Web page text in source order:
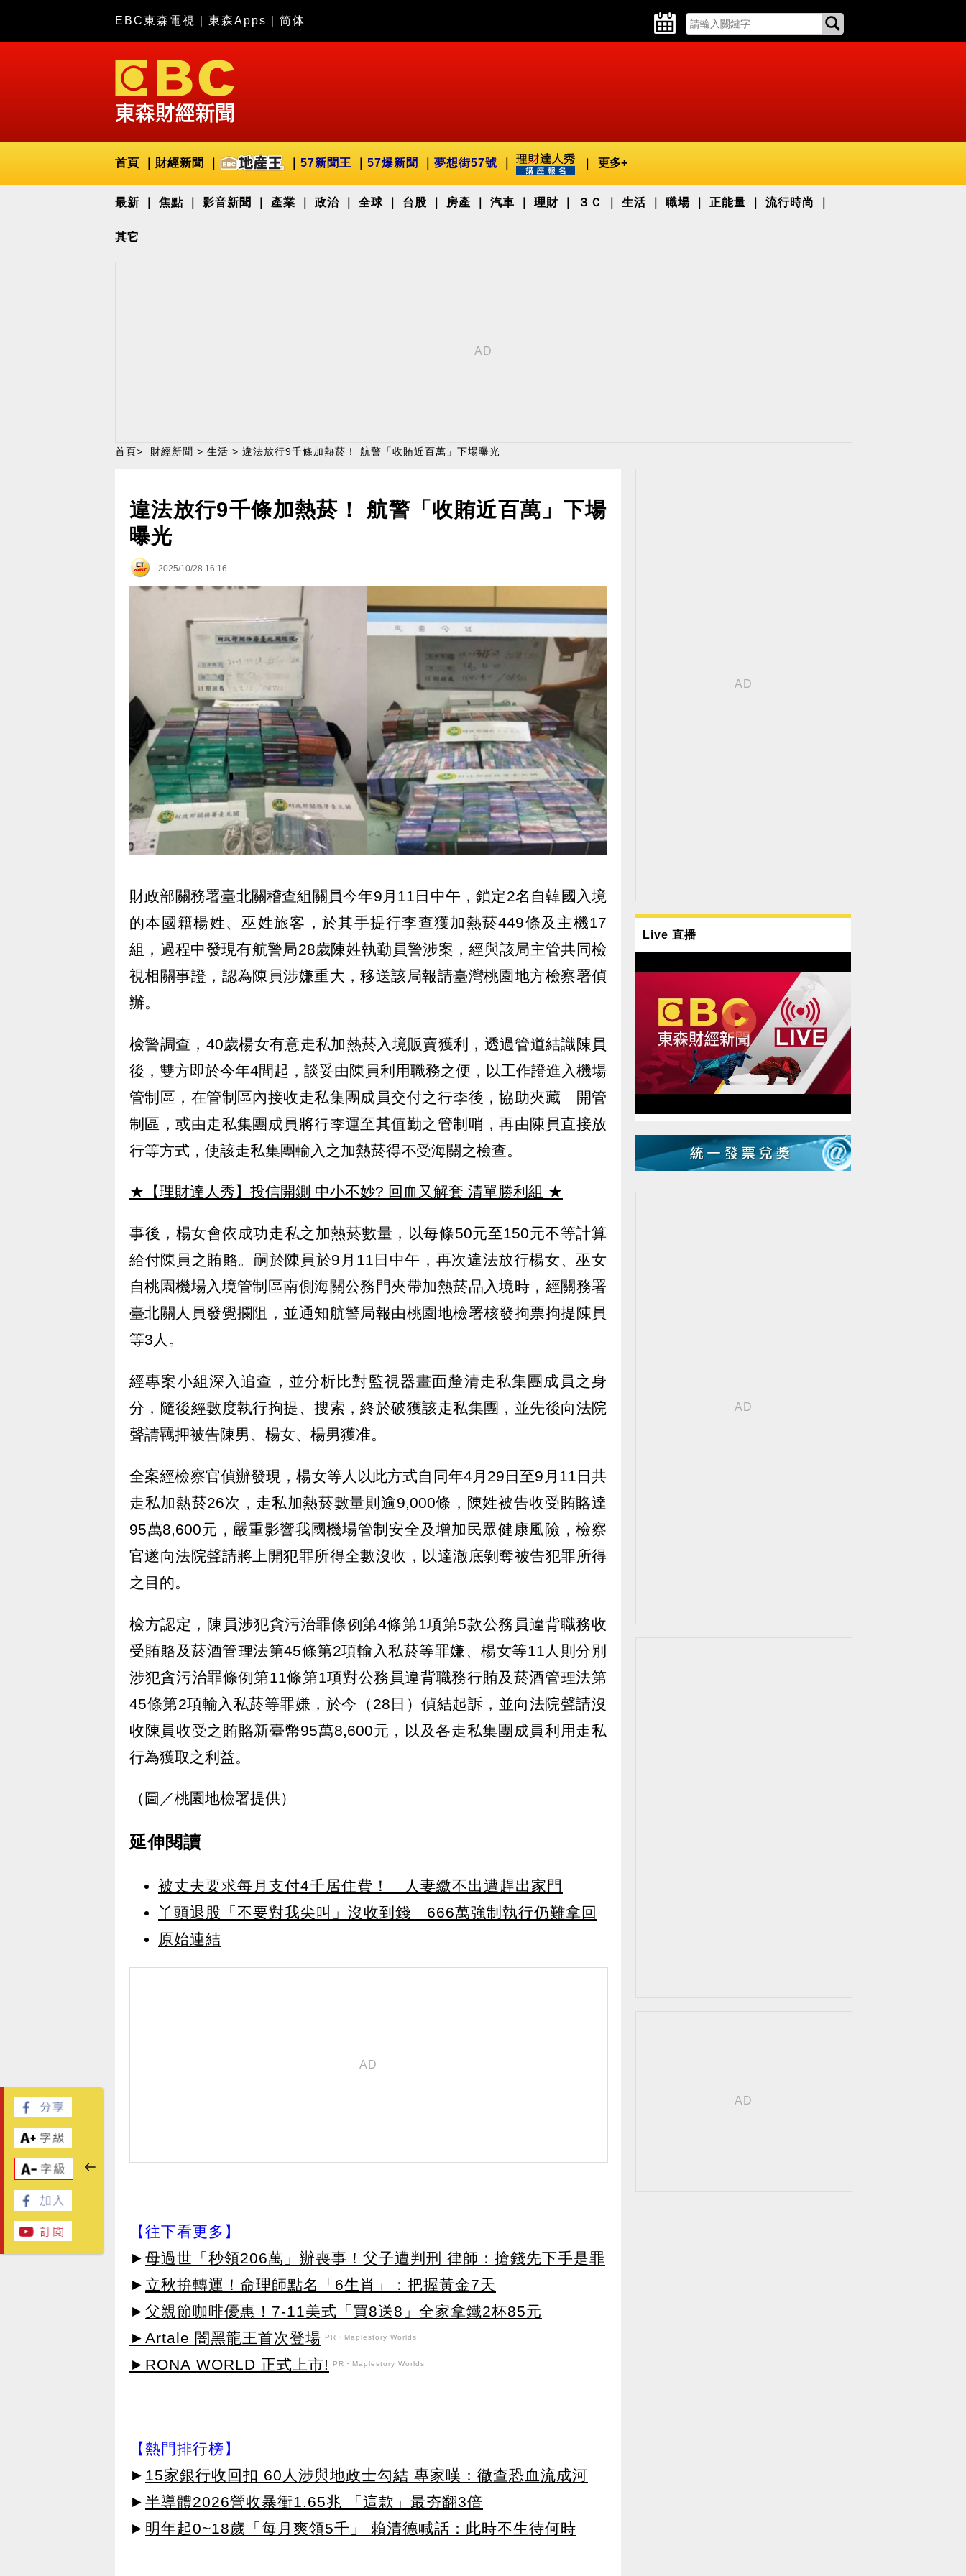
EBC東森電視 東森Apps 简体
首頁 財經新聞 57新聞王 57爆新聞 夢想街57號 更多+
最新 焦點 影音新聞 產業 政治 全球 台股 房產 汽車 理財 ３Ｃ 生活 職場 正能量 流行時尚
其它
首頁> 財經新聞 > 生活 > 違法放行9千條加熱菸！ 航警「收賄近百萬」下場曝光
違法放行9千條加熱菸！ 航警「收賄近百萬」下場
曝光
2025/10/28 16:16
財政部關務署臺北關稽查組關員今年9月11日中午，鎖定2名自韓國入境
的本國籍楊姓、巫姓旅客，於其手提行李查獲加熱菸449條及主機17
組，過程中發現有航警局28歲陳姓執勤員警涉案，經與該局主管共同檢
視相關事證，認為陳員涉嫌重大，移送該局報請臺灣桃園地方檢察署偵
辦。
檢警調查，40歲楊女有意走私加熱菸入境販賣獲利，透過管道結識陳員
後，雙方即於今年4間起，談妥由陳員利用職務之便，以工作證進入機場
管制區，在管制區內接收走私集團成員交付之行李後，協助夾藏離開管
制區，或由走私集團成員將行李運至其值勤之管制哨，再由陳員直接放
行等方式，使該走私集團輸入之加熱菸得不受海關之檢查。
★【理財達人秀】投信開鍘 中小不妙? 回血又解套 清單勝利組 ★
事後，楊女會依成功走私之加熱菸數量，以每條50元至150元不等計算
給付陳員之賄賂。嗣於陳員於9月11日中午，再次違法放行楊女、巫女
自桃園機場入境管制區南側海關公務門夾帶加熱菸品入境時，經關務署
臺北關人員發覺攔阻，並通知航警局報由桃園地檢署核發拘票拘提陳員
等3人。
經專案小組深入追查，並分析比對監視器畫面釐清走私集團成員之身
分，隨後經數度執行拘提、搜索，終於破獲該走私集團，並先後向法院
聲請羈押被告陳男、楊女、楊男獲准。
全案經檢察官偵辦發現，楊女等人以此方式自同年4月29日至9月11日共
走私加熱菸26次，走私加熱菸數量則逾9,000條，陳姓被告收受賄賂達
95萬8,600元，嚴重影響我國機場管制安全及增加民眾健康風險，檢察
官遂向法院聲請將上開犯罪所得全數沒收，以達澈底剝奪被告犯罪所得
之目的。
檢方認定，陳員涉犯貪污治罪條例第4條第1項第5款公務員違背職務收
受賄賂及菸酒管理法第45條第2項輸入私菸等罪嫌、楊女等11人則分別
涉犯貪污治罪條例第11條第1項對公務員違背職務行賄及菸酒管理法第
45條第2項輸入私菸等罪嫌，於今（28日）偵結起訴，並向法院聲請沒
收陳員收受之賄賂新臺幣95萬8,600元，以及各走私集團成員利用走私
行為獲取之利益。
（圖／桃園地檢署提供）
延伸閱讀
被丈夫要求每月支付4千居住費！ 人妻繳不出遭趕出家門
丫頭退股「不要對我尖叫」沒收到錢 666萬強制執行仍難拿回
原始連結
【往下看更多】
► 母過世「秒領206萬」辦喪事！父子遭判刑 律師：搶錢先下手是罪
► 立秋拚轉運！命理師點名「6生肖」：把握黃金7天
► 父親節咖啡優惠！7-11美式「買8送8」全家拿鐵2杯85元
►Artale 闇黑龍王首次登場
PR・Maplestory Worlds
►RONA WORLD 正式上市! PR・Maplestory Worlds
【熱門排行榜】
► 15家銀行收回扣 60人涉與地政士勾結 專家嘆：徹查恐血流成河
► 半導體2026營收暴衝1.65兆 「這款」最夯翻3倍
► 明年起0~18歲「每月爽領5千」 賴清德喊話：此時不生待何時
Live 直播